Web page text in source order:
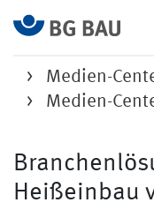
Medien-
Medien-
Heißeinbau